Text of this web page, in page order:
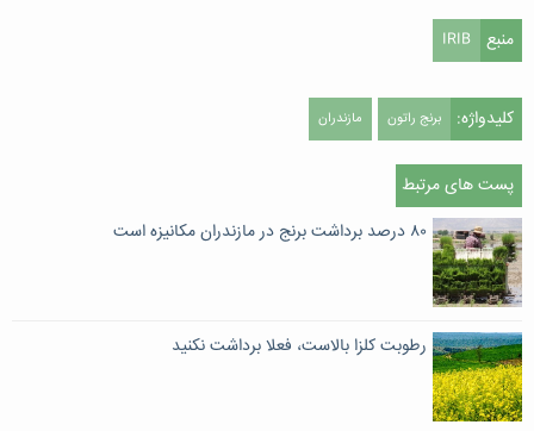
منبع IRIB
کلیدواژه: برنج راتون مازندران
پست های مرتبط
۸۰ درصد برداشت برنج در مازندران مکانیزه است
رطوبت کلزا بالاست، فعلا برداشت نکنید